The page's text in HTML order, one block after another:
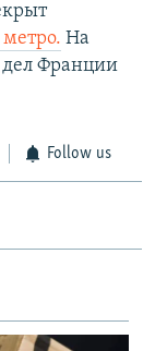
На
Франции
Follow us